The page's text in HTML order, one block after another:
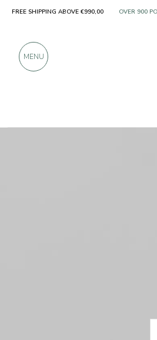
Producers Sparkteez
FREE SHIPPING ABOVE €990,00 ONLY
MENU